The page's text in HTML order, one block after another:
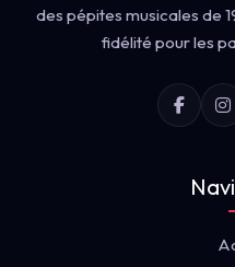
des pépites musicales de
fidélité pour les